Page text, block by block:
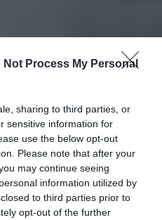
Not Process My Personal
sharing to third parties, or
sensitive information for
use the below opt-out
Please note that after your
may continue seeing
information utilized by
to third parties prior to
opt-out of the further